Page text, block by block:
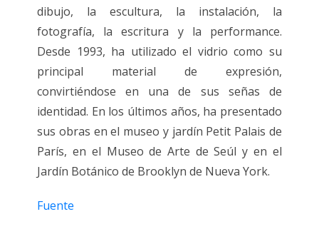
dibujo, la escultura, la instalación, la
fotografía, la escritura y la performance.
Desde 1993, ha utilizado el vidrio como su
principal material de expresión,
convirtiéndose en una de sus señas de
identidad. En los últimos años, ha presentado
sus obras en el museo y jardín Petit Palais de
París, en el Museo de Arte de Seúl y en el
Jardín Botánico de Brooklyn de Nueva York.
Fuente